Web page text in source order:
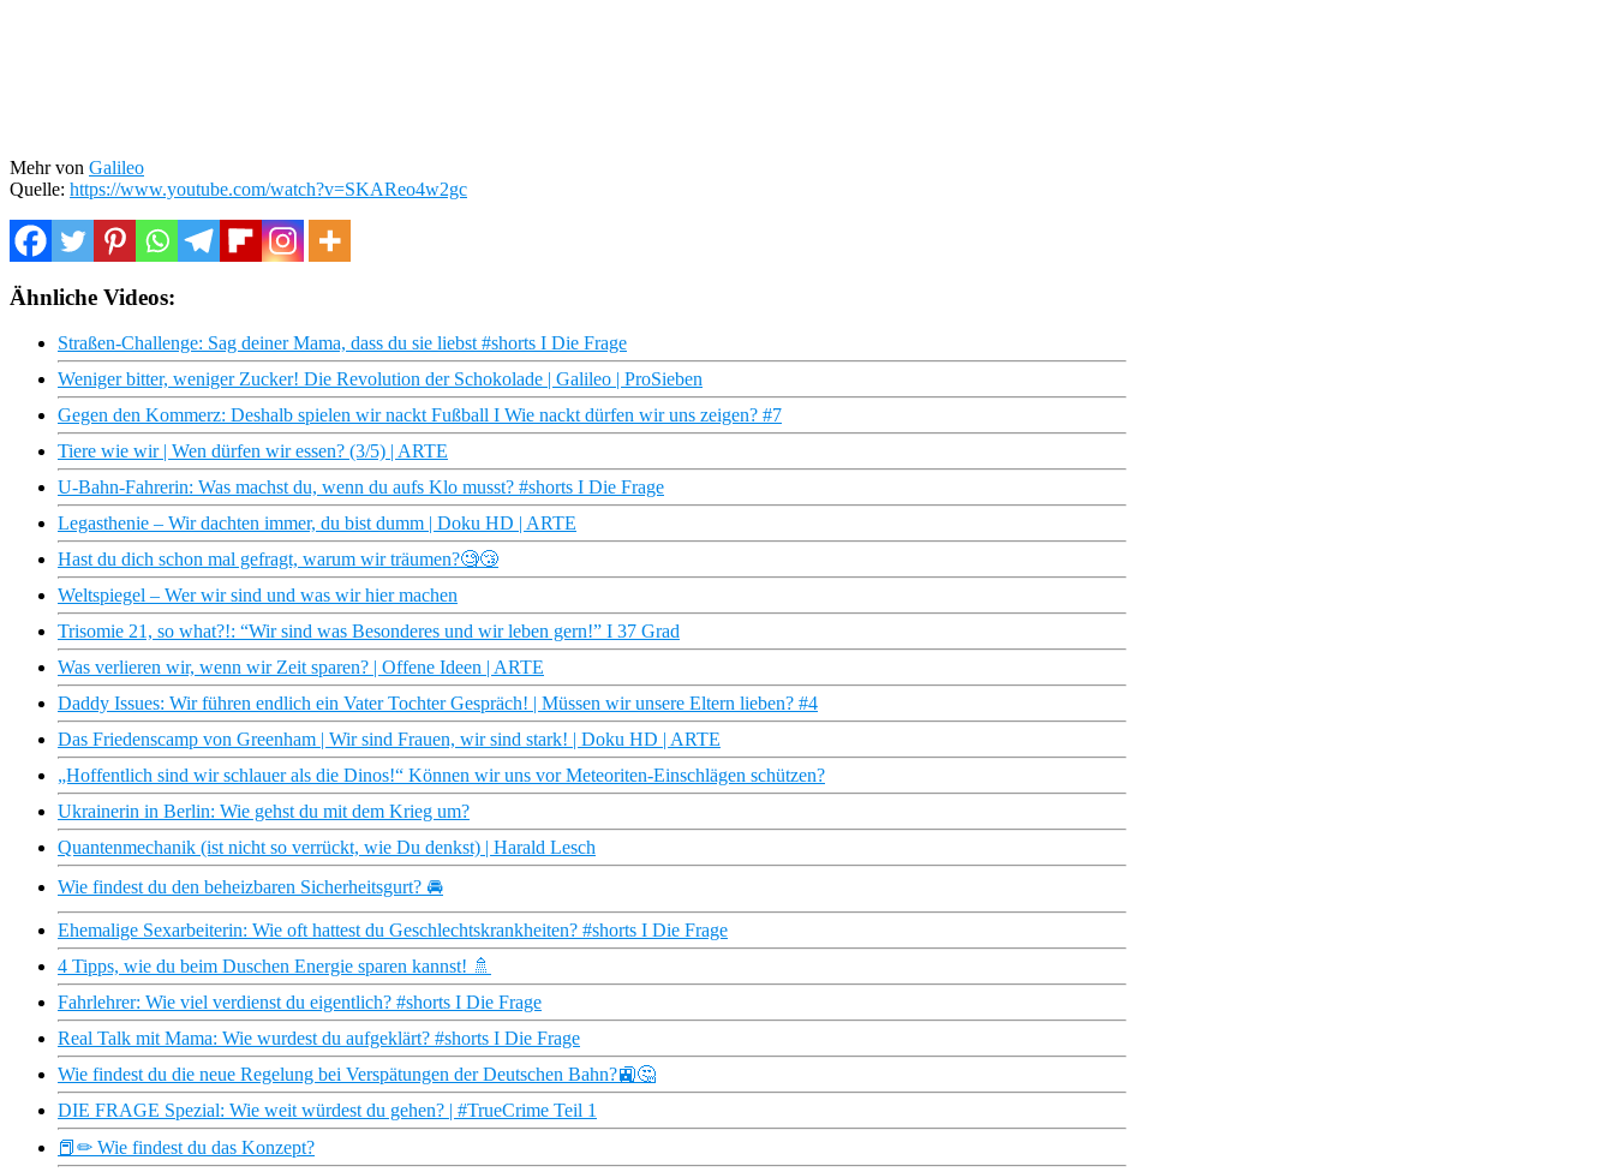
Mehr von Galileo
Quelle: https://www.youtube.com/watch?v=SKAReo4w2gc
Ähnliche Videos:
Straßen-Challenge: Sag deiner Mama, dass du sie liebst #shorts I Die Frage
Weniger bitter, weniger Zucker! Die Revolution der Schokolade | Galileo | ProSieben
Gegen den Kommerz: Deshalb spielen wir nackt Fußball I Wie nackt dürfen wir uns zeigen? #7
Tiere wie wir | Wen dürfen wir essen? (3/5) | ARTE
U-Bahn-Fahrerin: Was machst du, wenn du aufs Klo musst? #shorts I Die Frage
Legasthenie – Wir dachten immer, du bist dumm | Doku HD | ARTE
Hast du dich schon mal gefragt, warum wir träumen?🧐😴
Weltspiegel – Wer wir sind und was wir hier machen
Trisomie 21, so what?!: “Wir sind was Besonderes und wir leben gern!” I 37 Grad
Was verlieren wir, wenn wir Zeit sparen? | Offene Ideen | ARTE
Daddy Issues: Wir führen endlich ein Vater Tochter Gespräch! | Müssen wir unsere Eltern lieben? #4
Das Friedenscamp von Greenham | Wir sind Frauen, wir sind stark! | Doku HD | ARTE
„Hoffentlich sind wir schlauer als die Dinos!“ Können wir uns vor Meteoriten-Einschlägen schützen?
Ukrainerin in Berlin: Wie gehst du mit dem Krieg um?
Quantenmechanik (ist nicht so verrückt, wie Du denkst) | Harald Lesch
Wie findest du den beheizbaren Sicherheitsgurt? 🚘
Ehemalige Sexarbeiterin: Wie oft hattest du Geschlechtskrankheiten? #shorts I Die Frage
4 Tipps, wie du beim Duschen Energie sparen kannst! 🚿
Fahrlehrer: Wie viel verdienst du eigentlich? #shorts I Die Frage
Real Talk mit Mama: Wie wurdest du aufgeklärt? #shorts I Die Frage
Wie findest du die neue Regelung bei Verspätungen der Deutschen Bahn?🚉🤔
DIE FRAGE Spezial: Wie weit würdest du gehen? | #TrueCrime Teil 1
📕✏ Wie findest du das Konzept?